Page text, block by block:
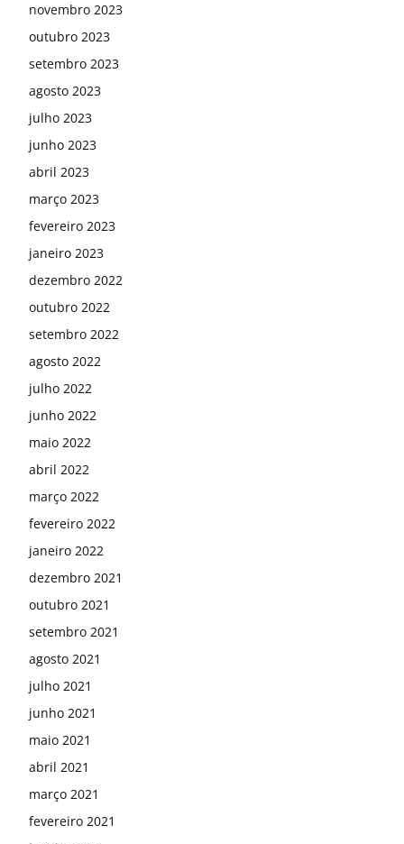
novembro 2023
outubro 2023
setembro 2023
agosto 2023
julho 2023
junho 2023
abril 2023
março 2023
fevereiro 2023
janeiro 2023
dezembro 2022
outubro 2022
setembro 2022
agosto 2022
julho 2022
junho 2022
maio 2022
abril 2022
março 2022
fevereiro 2022
janeiro 2022
dezembro 2021
outubro 2021
setembro 2021
agosto 2021
julho 2021
junho 2021
maio 2021
abril 2021
março 2021
fevereiro 2021